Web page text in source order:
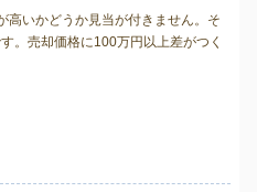
高いかどうか見当が付きません。そ
。売却価格に100万円以上差がつく